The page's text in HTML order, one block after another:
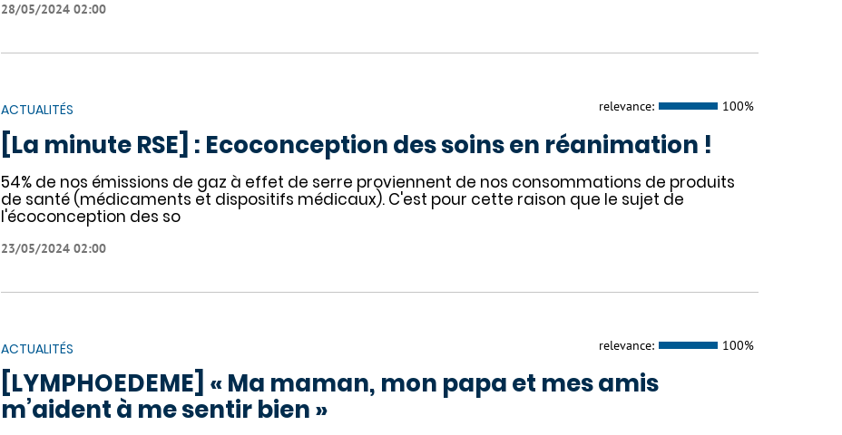
28/05/2024 02:00
ACTUALITÉS relevance: 100%
[La minute RSE] : Ecoconception des soins en réanimation !
54% de nos émissions de gaz à effet de serre proviennent de nos consommations de produits
de santé (médicaments et dispositifs médicaux). C'est pour cette raison que le sujet de
l'écoconception des so
23/05/2024 02:00
ACTUALITÉS relevance: 100%
[LYMPHOEDEME] « Ma maman, mon papa et mes amis
m’aident à me sentir bien »